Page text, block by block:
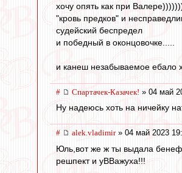
хочу опять как при
"кровь предков" и
судейский беспредел
и победный в оконцовочке.....
и канеш незабываемое ебало
# Спартачек-Казачек! » 04 май
Ну надеюсь хоть на ничейку
# alek.vladimir» 04 май 2023
Юль,вот же ж ты выдала
решпект и уВВажуха!!!